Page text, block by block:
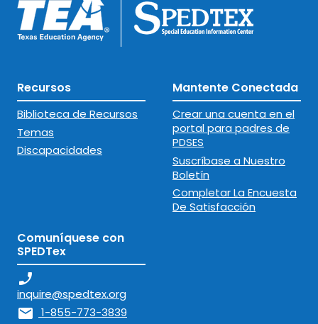
Recursos
Biblioteca de Recursos
Temas
Discapacidades
Mantente Conectada
Crear una cuenta en el
portal para padres de
PDSES
Suscríbase a Nuestro
Boletín
Completar La Encuesta
De Satisfacción
Comuníquese con
SPEDTex
phone_enabled
inquire@spedtex.org
mail 1-855-773-3839